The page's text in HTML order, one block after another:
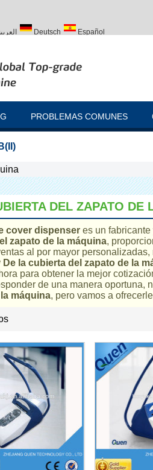
Deutsch Español
PROBLEMAS COMUNES
DEL ZAPATO DE
cover dispenser es un
zapato de la máquina,
al por mayor personalizadas,
De la cubierta del zapato de la
para obtener la mejor
de una manera oportuna,
máquina, pero vamos a